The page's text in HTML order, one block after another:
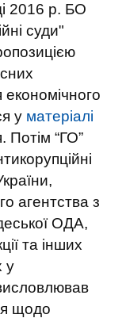
2016 р. БО
суди"
економічного
у матеріалі
Потім “ГО”
агентства з
ОДА,
та інших
у
щодо